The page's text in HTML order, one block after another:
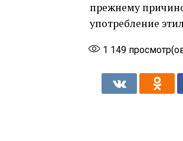
прежнему
употребление
1 149